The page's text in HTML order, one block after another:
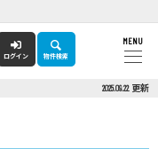
ログイン 物件検索
MENU
2025.09.22 更新